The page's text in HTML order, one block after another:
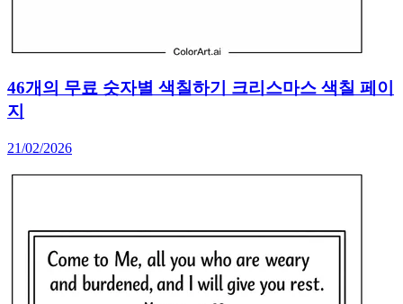
46개의 무료 숫자별 색칠하기 크리스마스 색칠 페이
지
21/02/2026